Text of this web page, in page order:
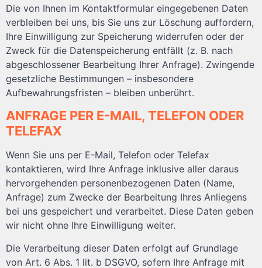
Die von Ihnen im Kontaktformular eingegebenen Daten
verbleiben bei uns, bis Sie uns zur Löschung auffordern,
Ihre Einwilligung zur Speicherung widerrufen oder der
Zweck für die Datenspeicherung entfällt (z. B. nach
abgeschlossener Bearbeitung Ihrer Anfrage). Zwingende
gesetzliche Bestimmungen – insbesondere
Aufbewahrungsfristen – bleiben unberührt.
ANFRAGE PER E-MAIL, TELEFON ODER
TELEFAX
Wenn Sie uns per E-Mail, Telefon oder Telefax
kontaktieren, wird Ihre Anfrage inklusive aller daraus
hervorgehenden personenbezogenen Daten (Name,
Anfrage) zum Zwecke der Bearbeitung Ihres Anliegens
bei uns gespeichert und verarbeitet. Diese Daten geben
wir nicht ohne Ihre Einwilligung weiter.
Die Verarbeitung dieser Daten erfolgt auf Grundlage
von Art. 6 Abs. 1 lit. b DSGVO, sofern Ihre Anfrage mit